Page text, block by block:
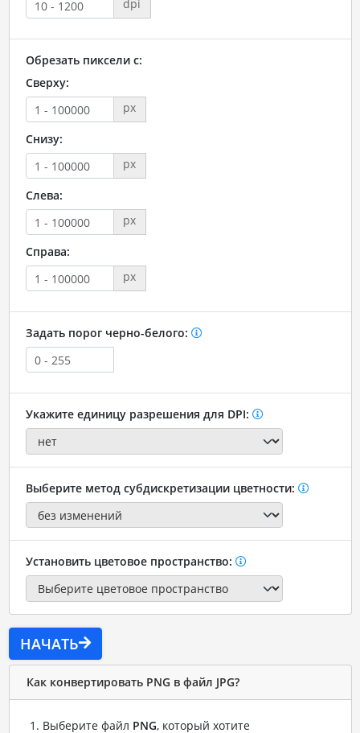
dpi
Обрезать пиксели с:
Сверху:
px
Снизу:
px
Слева:
px
Справа:
px
Задать порог черно-белого:
Укажите единицу разрешения для DPI:
Выберите метод субдискретизации цветности:
Установить цветовое пространство:
НАЧАТЬ
Как конвертировать PNG в файл JPG?
Выберите файл PNG, который хотите